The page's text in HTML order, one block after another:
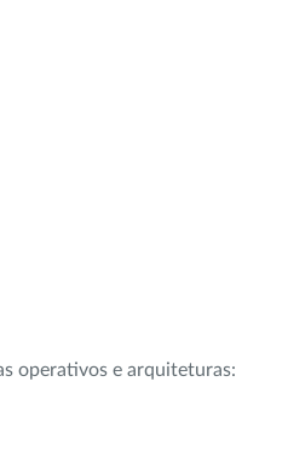
operativos e arquiteturas: